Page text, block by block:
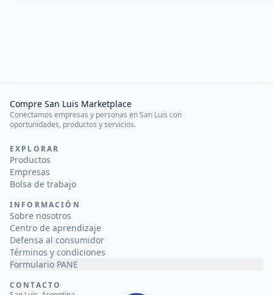
Compre San Luis Marketplace
Conectamos empresas y personas en San Luis con
oportunidades, productos y servicios.
EXPLORAR
Productos
Empresas
Bolsa de trabajo
INFORMACIÓN
Sobre nosotros
Centro de aprendizaje
Defensa al consumidor
Términos y condiciones
Formulario PANE
CONTACTO